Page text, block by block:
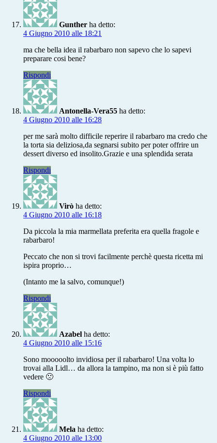
Gunther ha detto:
4 Giugno 2010 alle 18:21
ma che bella idea il rabarbaro non sapevo che lo sapevi
preparare cosi bene?
Rispondi
Antonella-Vera55 ha detto:
4 Giugno 2010 alle 16:28
per me sarà molto difficile reperire il rabarbaro ma credo che
la torta sia deliziosa,da segnarsi subito per poter offrire un
dessert diverso ed insolito.Grazie e una splendida serata
Rispondi
Virò ha detto:
4 Giugno 2010 alle 16:18
Da piccola la mia marmellata preferita era quella fragole e
rabarbaro!
Peccato che non si trovi facilmente perchè questa ricetta mi
ispira proprio…
(Intanto me la salvo, comunque!)
Rispondi
Azabel ha detto:
4 Giugno 2010 alle 15:16
Sono mooooolto invidiosa per il rabarbaro! Una volta lo
trovai alla Lidl… da allora la tampino, ma non si è più fatto
vedere 🙁
Rispondi
Mela ha detto:
4 Giugno 2010 alle 13:00